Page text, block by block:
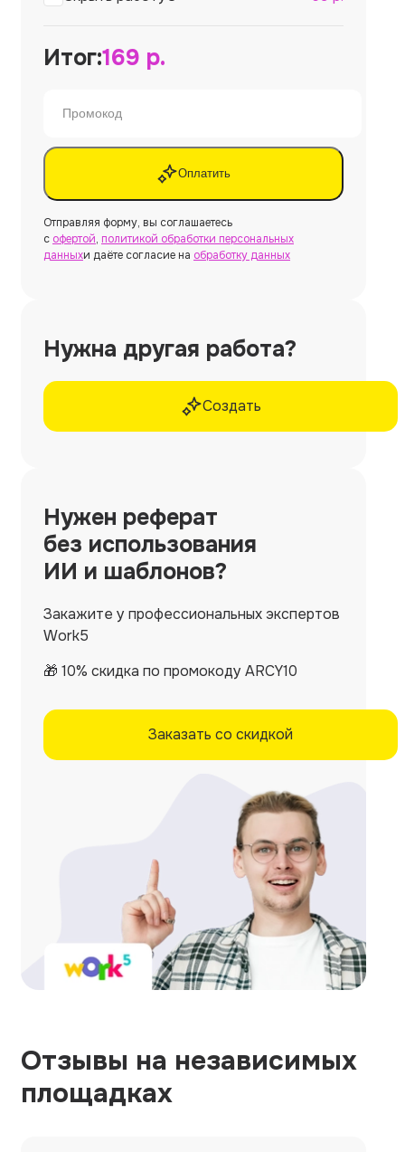
Итог:169 р.
Оплатить
Отправляя форму, вы соглашаетесь
с офертой, политикой обработки персональных
данныхи даёте согласие на обработку данных
Нужна другая работа?
Создать
Нужен реферат
без использования
ИИ и шаблонов?
Закажите у профессиональных экспертов
Work5
🎁 10% скидка по промокоду ARCY10
Заказать со скидкой
Отзывы на независимых
площадках